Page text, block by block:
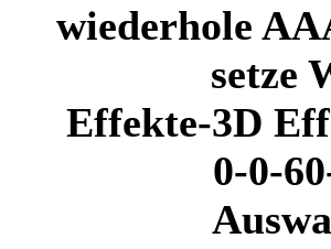
wiederhole
setze
Effekte-3D
0-0-